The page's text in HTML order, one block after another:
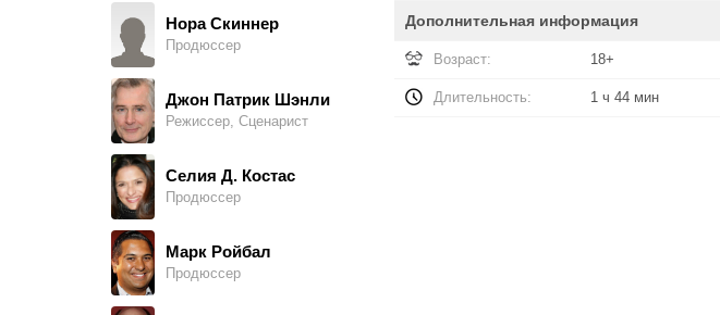
Эбигейл Л. Дайер
Мелисса Визел
Эмили Свиммер
Нора Скиннер
Продюссер
Джон Патрик Шэнли
Режиссер, Сценарист
Селия Д. Костас
Продюссер
Марк Ройбал
Продюссер
Дополнительная информация
Возраст: 18+
Длительность: 1 ч 44 мин